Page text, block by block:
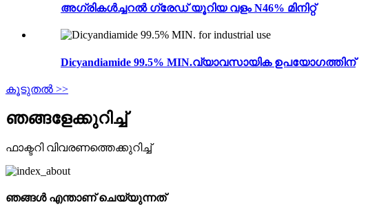
അഗ്രികൾച്ചറൽ ഗ്രേഡ് യൂറിയ വളം N46% മിനിറ്റ്
Dicyandiamide 99.5% MIN.വ്യാവസായിക ഉപയോഗത്തിന്
കൂടുതൽ >>
ഞങ്ങളേക്കുറിച്ച്
ഫാക്ടറി വിവരണത്തെക്കുറിച്ച്
ഞങ്ങൾ എന്താണ് ചെയ്യുന്നത്